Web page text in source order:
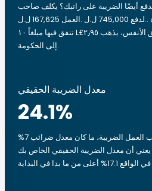
أيضًا الضريبة على راتبك؟ يكلف صاحب
العمل 167,625 ل.ل.‎ لدفع 745,000 ل.ل.‎. بعبارة أخرى، في كل مرة
تنفق فيها مبلغاً ‏١٠ L£من المال الذي كسبته بشق الأنفس، يذهب ‏٢٫٩٥ L£
إلى الحكومة.
معدل الضريبة الحقيقي
24.1%
لذلك، بدفعك أنت وصاحب العمل الضريبة، ما كان معدل ضرائب 7%
24.1%، وهذا يعني أن معدل الضريبة الحقيقي الخاص بك